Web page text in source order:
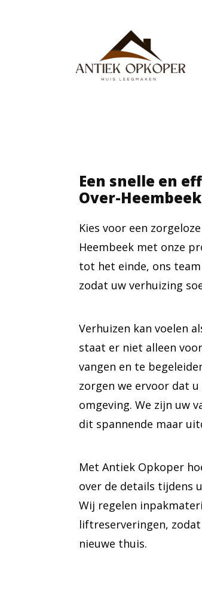
Een snelle en
Over-Heembeek
Kies voor een
Heembeek met onze
tot het einde, ons
zodat uw verhuizing
Verhuizen kan voelen
staat er niet alleen
vangen en te
zorgen we ervoor dat
omgeving. We zijn uw
dit spannende maar
Met Antiek Opkoper
over de details tijdens
Wij regelen
liftreserveringen,
nieuwe thuis.